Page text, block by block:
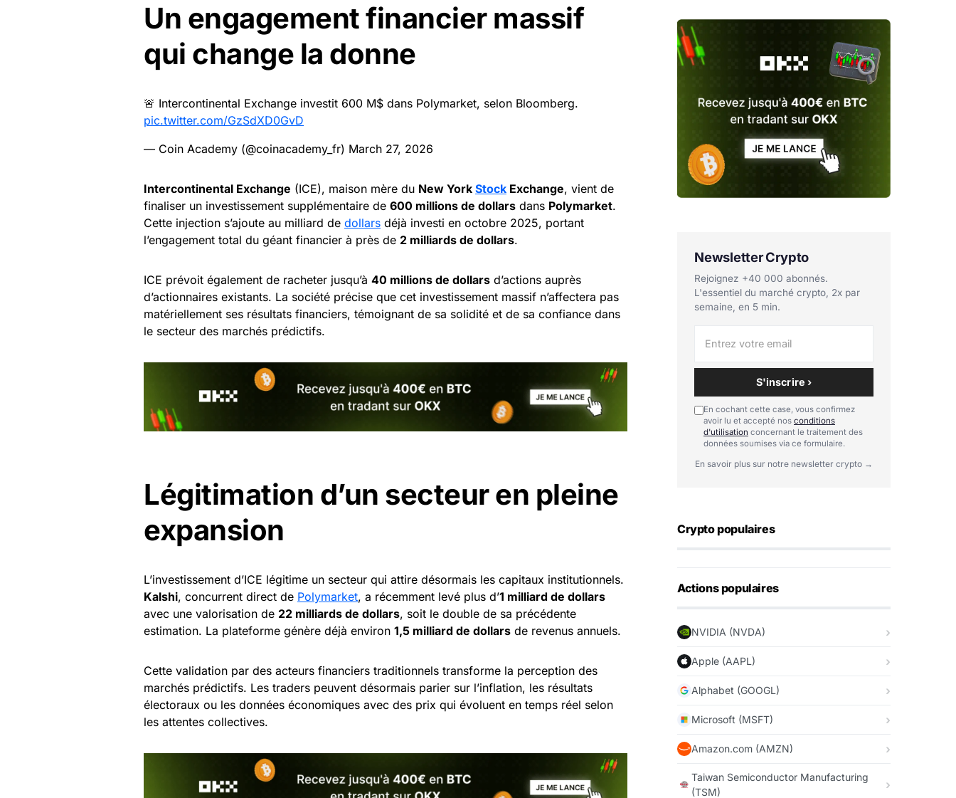
Un engagement financier massif
qui change la donne
🚨 Intercontinental Exchange investit 600 M$ dans Polymarket, selon Bloomberg.
pic.twitter.com/GzSdXD0GvD
— Coin Academy (@coinacademy_fr) March 27, 2026
Intercontinental Exchange (ICE), maison mère du New York Stock Exchange, vient de
finaliser un investissement supplémentaire de 600 millions de dollars dans Polymarket.
Cette injection s’ajoute au milliard de dollars déjà investi en octobre 2025, portant
l’engagement total du géant financier à près de 2 milliards de dollars.
ICE prévoit également de racheter jusqu’à 40 millions de dollars d’actions auprès
d’actionnaires existants. La société précise que cet investissement massif n’affectera pas
matériellement ses résultats financiers, témoignant de sa solidité et de sa confiance dans
le secteur des marchés prédictifs.
Légitimation d’un secteur en pleine
expansion
L’investissement d’ICE légitime un secteur qui attire désormais les capitaux institutionnels.
Kalshi, concurrent direct de Polymarket, a récemment levé plus d’1 milliard de dollars
avec une valorisation de 22 milliards de dollars, soit le double de sa précédente
estimation. La plateforme génère déjà environ 1,5 milliard de dollars de revenus annuels.
Cette validation par des acteurs financiers traditionnels transforme la perception des
marchés prédictifs. Les traders peuvent désormais parier sur l’inflation, les résultats
électoraux ou les données économiques avec des prix qui évoluent en temps réel selon
les attentes collectives.
Newsletter Crypto
Rejoignez +40 000 abonnés.
L'essentiel du marché crypto, 2x par
semaine, en 5 min.
S'inscrire ›
En cochant cette case, vous confirmez
avoir lu et accepté nos conditions
d'utilisation concernant le traitement des
données soumises via ce formulaire.
En savoir plus sur notre newsletter crypto →
Crypto populaires
Actions populaires
NVIDIA (NVDA)
Apple (AAPL)
Alphabet (GOOGL)
Microsoft (MSFT)
Amazon.com (AMZN)
Taiwan Semiconductor Manufacturing
(TSM)